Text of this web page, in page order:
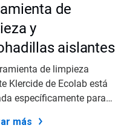
de
y
aislantes
de limpieza
Klercide de Ecolab está
específicamente para
más